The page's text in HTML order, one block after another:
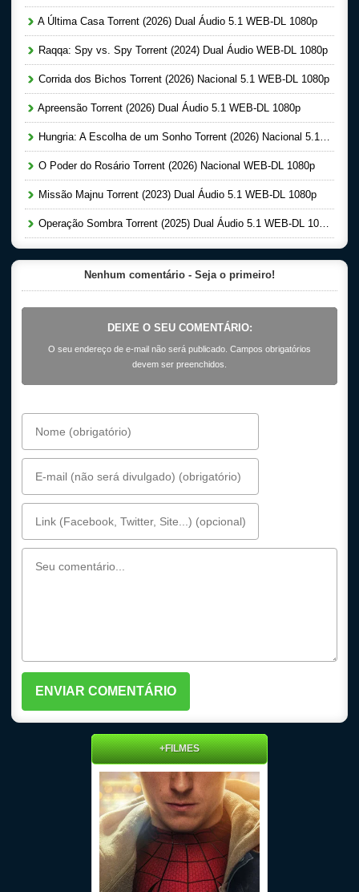
A Última Casa Torrent (2026) Dual Áudio 5.1 WEB-DL 1080p
Raqqa: Spy vs. Spy Torrent (2024) Dual Áudio WEB-DL 1080p
Corrida dos Bichos Torrent (2026) Nacional 5.1 WEB-DL 1080p
Apreensão Torrent (2026) Dual Áudio 5.1 WEB-DL 1080p
Hungria: A Escolha de um Sonho Torrent (2026) Nacional 5.1 WEB-DL 1080p
O Poder do Rosário Torrent (2026) Nacional WEB-DL 1080p
Missão Majnu Torrent (2023) Dual Áudio 5.1 WEB-DL 1080p
Operação Sombra Torrent (2025) Dual Áudio 5.1 WEB-DL 1080p
Nenhum comentário - Seja o primeiro!
DEIXE O SEU COMENTÁRIO:
O seu endereço de e-mail não será publicado. Campos obrigatórios
devem ser preenchidos.
+FILMES